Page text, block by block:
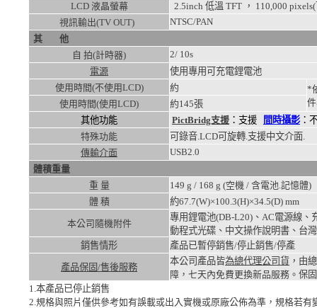
LCD 液晶螢幕
2.5inch 低溫 TFT ， 110,000
視訊輸出(TV OUT)
NTSC/PAN
其 他
自 拍(計時器)
2/ 10s
電源
使用專用可充電鋰電池
使用時間(不使用LCD)
約
*
使用時間(使用LCD) 約145張
其他功能
PictBridg支援 ：支援 間時攝影 ：
特殊功能
可錄音.LCD可旋轉.支援中文介面.
傳輸介面
USB2.0
體積重量
重 量
149 g / 168 g (空機 / 含電池.記憶體)
體 積
約67.7(W)×100.3(H)×34.5(D) mm
本公司隨機附件
專用鋰電池(DB-L20)、AC電源線、
動程式光碟、中文操作說明書、台
銷售情形
產品已暫停銷售/停止銷售/停產
產品保固/售後服務
本公司產品皆為總代理公司貨 ，由
障，七天內免費更換新品服務。 保
1.本產品已停止銷售
2.規格與照片僅供參考如有誤載或出入實機或原廠公佈為準，規格若有